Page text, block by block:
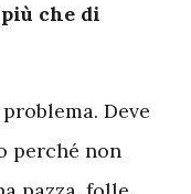
che di
Deve
perché non